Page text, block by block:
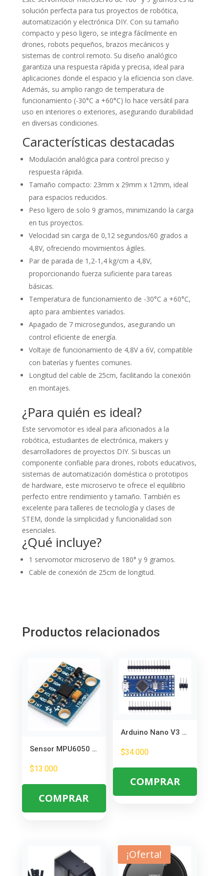
solución perfecta para tus proyectos de robótica,
automatización y electrónica DIY. Con su tamaño
compacto y peso ligero, se integra fácilmente en
drones, robots pequeños, brazos mecánicos y
sistemas de control remoto. Su diseño analógico
garantiza una respuesta rápida y precisa, ideal para
aplicaciones donde el espacio y la eficiencia son clave.
Además, su amplio rango de temperatura de
funcionamiento (-30°C a +60°C) lo hace versátil para
uso en interiores o exteriores, asegurando durabilidad
en diversas condiciones.
Características destacadas
Modulación analógica para control preciso y
respuesta rápida.
Tamaño compacto: 23mm x 29mm x 12mm, ideal
para espacios reducidos.
Peso ligero de solo 9 gramos, minimizando la carga
en tus proyectos.
Velocidad sin carga de 0,12 segundos/60 grados a
4,8V, ofreciendo movimientos ágiles.
Par de parada de 1,2-1,4 kg/cm a 4,8V,
proporcionando fuerza suficiente para tareas
básicas.
Temperatura de funcionamiento de -30°C a +60°C,
apto para ambientes variados.
Apagado de 7 microsegundos, asegurando un
control eficiente de energía.
Voltaje de funcionamiento de 4,8V a 6V, compatible
con baterías y fuentes comunes.
Longitud del cable de 25cm, facilitando la conexión
en montajes.
¿Para quién es ideal?
Este servomotor es ideal para aficionados a la
robótica, estudiantes de electrónica, makers y
desarrolladores de proyectos DIY. Si buscas un
componente confiable para drones, robots educativos,
sistemas de automatización doméstica o prototipos
de hardware, este microservo te ofrece el equilibrio
perfecto entre rendimiento y tamaño. También es
excelente para talleres de tecnología y clases de
STEM, donde la simplicidad y funcionalidad son
esenciales.
¿Qué incluye?
1 servomotor microservo de 180° y 9 gramos.
Cable de conexión de 25cm de longitud.
Productos relacionados
Sensor MPU6050 Giroscopio y Acelerómetro 6 Ejes – Ideal para Proyectos Arduino
$13.000
COMPRAR
Arduino Nano V3 CH340 ATmega328 – Microcontrolador USB para Proyectos
$34.000
COMPRAR
¡Oferta!